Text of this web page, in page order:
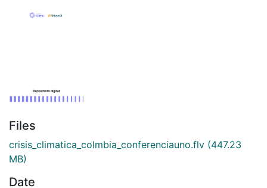
Files
crisis_climatica_colmbia_conferenciauno.flv (447.23
MB)
Date